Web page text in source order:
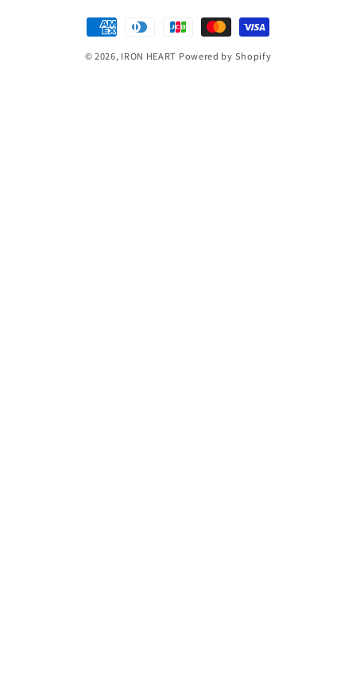
決
済
方
© 2026, IRON HEART Powered by Shopify